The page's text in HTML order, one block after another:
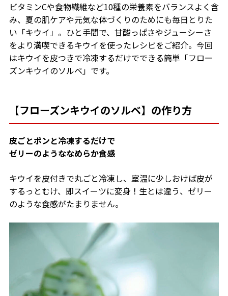
ビタミンCや食物繊維など10種の栄養素をバランスよく含
み、夏の肌ケアや元気な体づくりのためにも毎日とりた
い「キウイ」。ひと手間で、甘酸っぱさやジューシーさ
をより満喫できるキウイを使ったレシピをご紹介。今回
はキウイを皮つきで冷凍するだけでできる簡単「フロー
ズンキウイのソルベ」です。
【フローズンキウイのソルベ】の作り方
皮ごとポンと冷凍するだけで
ゼリーのようななめらか食感
キウイを皮付きで丸ごと冷凍し、室温に少しおけば皮が
するっとむけ、 即スイーツに変身！生とは違う、ゼリー
のような食感がたまりません。